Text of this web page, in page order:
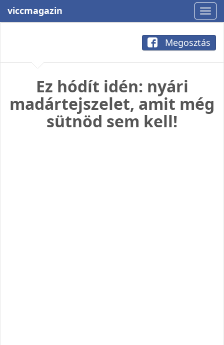
viccmagazin
Megosztás
Ez hódít idén: nyári
madártejszelet, amit még
sütnöd sem kell!